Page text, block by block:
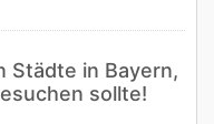
Städte in Bayern,
sollte!